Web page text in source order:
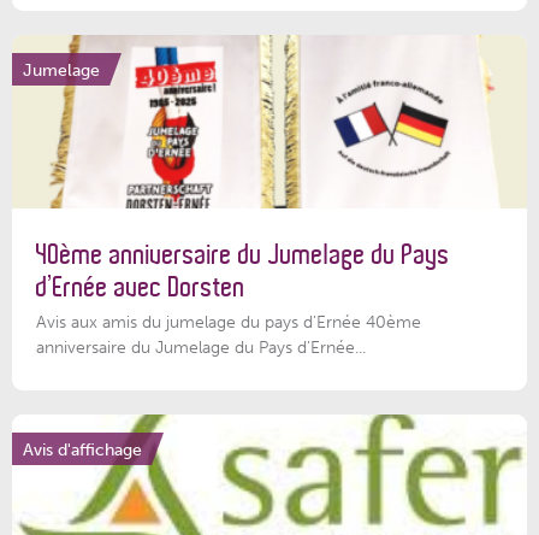
Jumelage
40ème anniversaire du Jumelage du Pays
d’Ernée avec Dorsten
Avis aux amis du jumelage du pays d'Ernée 40ème
anniversaire du Jumelage du Pays d'Ernée...
Avis d'affichage